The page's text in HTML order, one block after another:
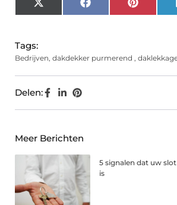
X
(Twitter)
Facebook
Tags:
Bedrijven, dakdekker purmerend ,
Delen:
Meer Berichten
5 signalen dat uw
is